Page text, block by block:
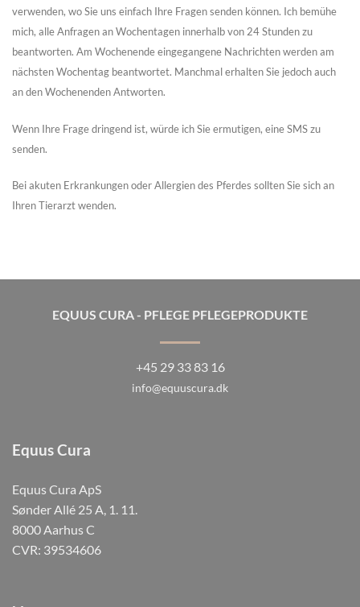
verwenden, wo Sie uns einfach Ihre Fragen senden können. Ich bemühe
mich, alle Anfragen an Wochentagen innerhalb von 24 Stunden zu
beantworten. Am Wochenende eingegangene Nachrichten werden am
nächsten Wochentag beantwortet. Manchmal erhalten Sie jedoch auch
an den Wochenenden Antworten.
Wenn Ihre Frage dringend ist, würde ich Sie ermutigen, eine SMS zu
senden.
Bei akuten Erkrankungen oder Allergien des Pferdes sollten Sie sich an
Ihren Tierarzt wenden.
Equus Cura
Equus Cura ApS
Sønder Allé 25 A, 1. 11.
8000 Aarhus C
CVR: 39534606
EQUUS CURA - PFLEGE PFLEGEPRODUKTE
+45 29 33 83 16
info@equuscura.dk